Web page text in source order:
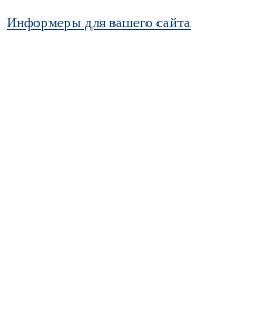
Информеры для вашего сайта